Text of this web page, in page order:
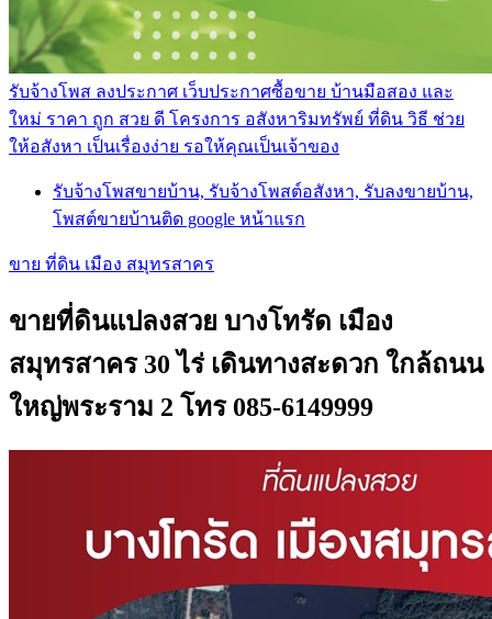
รับจ้างโพส ลงประกาศ เว็บประกาศซื้อขาย บ้านมือสอง และ
ใหม่ ราคา ถูก สวย ดี โครงการ อสังหาริมทรัพย์ ที่ดิน วิธี ช่วย
ให้อสังหา เป็นเรื่องง่าย รอให้คุณเป็นเจ้าของ
รับจ้างโพสขายบ้าน, รับจ้างโพสต์อสังหา, รับลงขายบ้าน,
โพสต์ขายบ้านติด google หน้าแรก
ขาย ที่ดิน เมือง สมุทรสาคร
ขายที่ดินแปลงสวย บางโทรัด เมือง
สมุทรสาคร 30 ไร่ เดินทางสะดวก ใกล้ถนน
ใหญ่พระราม 2 โทร 085-6149999